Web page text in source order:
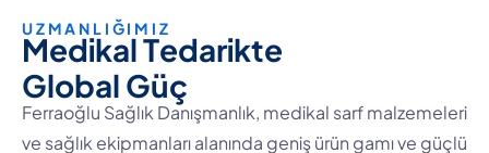
UZMANLIĞIMIZ
MedikalTedarikte
Global Güç
Ferraoğlu Sağlık Danışmanlık, medikal sarf malzemeleri
ve sağlık ekipmanları alanında geniş ürün gamı ve güçlü